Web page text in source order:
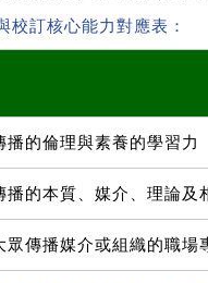
校訂核心能力對應表：
播的倫理與素養的學習力
播的本質、媒介、理論及
眾傳播媒介或組織的職場